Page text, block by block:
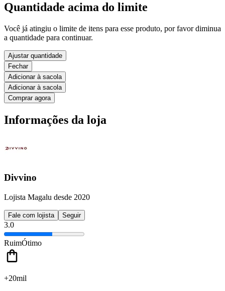
Quantidade acima do limite
Você já atingiu o limite de itens para esse produto, por favor diminua
a quantidade para continuar.
Ajustar quantidade
Fechar
Adicionar à sacola
Adicionar à sacola
Comprar agora
Informações da loja
Divvino
Lojista Magalu desde 2020
Fale com lojista Seguir
3.0
RuimÓtimo
+20mil